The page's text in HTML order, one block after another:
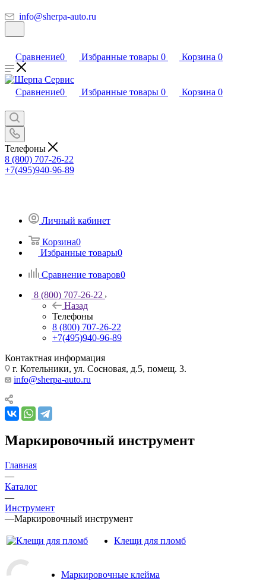
info@sherpa-auto.ru
Сравнение0 Избранные товары 0 Корзина 0
Сравнение0 Избранные товары 0 Корзина 0
Телефоны
8 (800) 707-26-22
+7(495)940-96-89
Личный кабинет
Корзина0
Избранные товары0
Сравнение товаров0
8 (800) 707-26-22
Назад
Телефоны
8 (800) 707-26-22
+7(495)940-96-89
Контактная информация
г. Котельники, ул. Сосновая, д.5, помещ. 3.
info@sherpa-auto.ru
Маркировочный инструмент
Главная
—
Каталог
—
Инструмент
—Маркировочный инструмент
Клещи для пломб
Маркировочные клейма